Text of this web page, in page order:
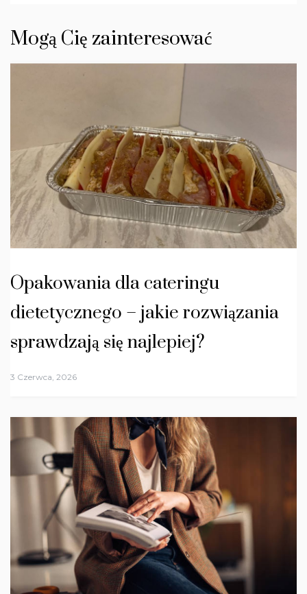
Mogą Cię zainteresować
Opakowania dla cateringu
dietetycznego – jakie rozwiązania
sprawdzają się najlepiej?
3 Czerwca, 2026